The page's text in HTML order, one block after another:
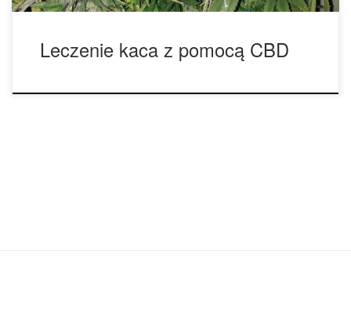
Leczenie kaca z pomocą CBD